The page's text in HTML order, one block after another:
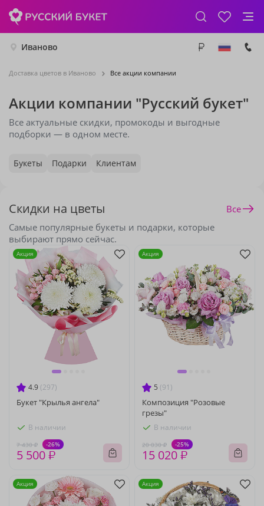
Иваново
Доставка цветов в Иваново Все акции компании
Акции компании "Русский букет"
Все актуальные скидки, промокоды и выгодные
подборки — в одном месте.
Букеты Подарки Клиентам
Скидки на цветы
Самые популярные букеты и подарки, которые
выбирают прямо сейчас.
Все
4.9 (297)
Букет "Крылья ангела"
В наличии
7 430 ₽ -26%
5 500 ₽
Акция
5 (91)
Композиция "Розовые
грезы"
В наличии
20 030 ₽ -25%
15 020 ₽
Акция
Акция Акция